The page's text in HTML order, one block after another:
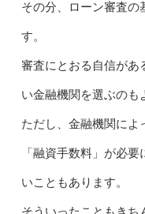
その分、ローン審査の
す。
審査にとおる自信があ
い金融機関を選ぶのも
ただし、金融機関によ
「融資手数料」が必
いこともあります。